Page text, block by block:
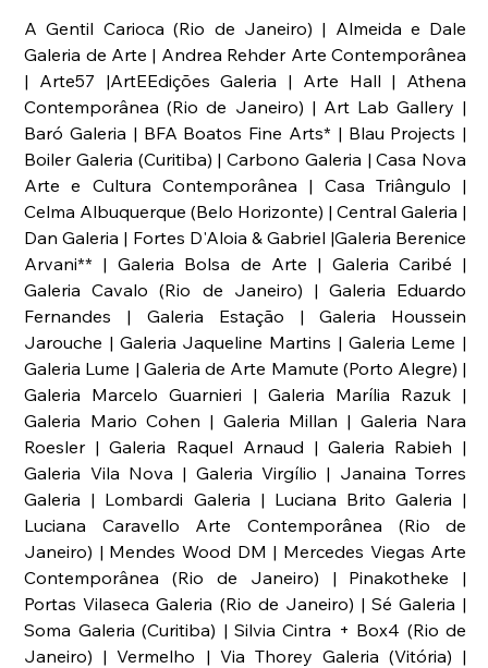
A Gentil Carioca (Rio de Janeiro) | Almeida e Dale
Galeria de Arte | Andrea Rehder Arte Contemporânea
| Arte57 |ArtEEdições Galeria | Arte Hall | Athena
Contemporânea (Rio de Janeiro) | Art Lab Gallery |
Baró Galeria | BFA Boatos Fine Arts* | Blau Projects |
Boiler Galeria (Curitiba) | Carbono Galeria | Casa Nova
Arte e Cultura Contemporânea | Casa Triângulo |
Celma Albuquerque (Belo Horizonte) | Central Galeria |
Dan Galeria | Fortes D'Aloia & Gabriel |Galeria Berenice
Arvani** | Galeria Bolsa de Arte | Galeria Caribé |
Galeria Cavalo (Rio de Janeiro) | Galeria Eduardo
Fernandes | Galeria Estação | Galeria Houssein
Jarouche | Galeria Jaqueline Martins | Galeria Leme |
Galeria Lume | Galeria de Arte Mamute (Porto Alegre) |
Galeria Marcelo Guarnieri | Galeria Marília Razuk |
Galeria Mario Cohen | Galeria Millan | Galeria Nara
Roesler | Galeria Raquel Arnaud | Galeria Rabieh |
Galeria Vila Nova | Galeria Virgílio | Janaina Torres
Galeria | Lombardi Galeria | Luciana Brito Galeria |
Luciana Caravello Arte Contemporânea (Rio de
Janeiro) | Mendes Wood DM | Mercedes Viegas Arte
Contemporânea (Rio de Janeiro) | Pinakotheke |
Portas Vilaseca Galeria (Rio de Janeiro) | Sé Galeria |
Soma Galeria (Curitiba) | Silvia Cintra + Box4 (Rio de
Janeiro) | Vermelho | Via Thorey Galeria (Vitória) |